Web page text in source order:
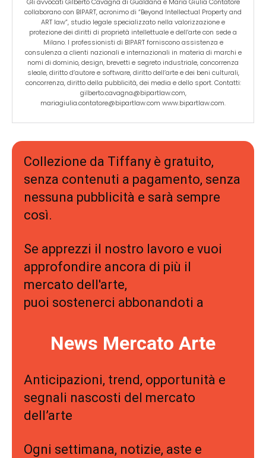
Gli avvocati Gilberto Cavagna di Gualdana e Maria Giulia Contatore
collaborano con BIPART, acronimo di “Beyond Intellectual Property and
ART law”, studio legale specializzato nella valorizzazione e
protezione dei diritti di proprietà intellettuale e dell’arte con sede a
Milano. I professionisti di BIPART forniscono assistenza e
consulenza a clienti nazionali e internazionali in materia di marchi e
nomi di dominio, design, brevetti e segreto industriale, concorrenza
sleale, diritto d’autore e software, diritto dell’arte e dei beni culturali,
concorrenza, diritto della pubblicità, dei media e dello sport. Contatti:
gilberto.cavagna@bipartlaw.com,
mariagiulia.contatore@bipartlaw.com www.bipartlaw.com.
Collezione da Tiffany è gratuito,
senza contenuti a pagamento, senza
nessuna pubblicità e sarà sempre
così.
Se apprezzi il nostro lavoro e vuoi
approfondire ancora di più il
mercato dell'arte,
puoi sostenerci abbonandoti a
News Mercato Arte
Anticipazioni, trend, opportunità e
segnali nascosti del mercato
dell’arte
Ogni settimana, notizie, aste e